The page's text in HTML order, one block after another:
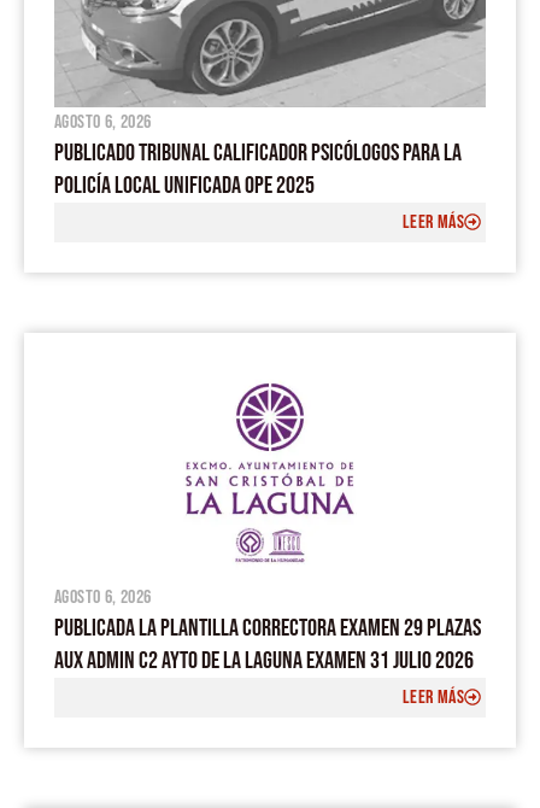
agosto 6, 2026
PUBLICADO TRIBUNAL CALIFICADOR PSICÓLOGOS PARA LA
POLICÍA LOCAL UNIFICADA OPE 2025
LEER MÁS
agosto 6, 2026
PUBLICADA LA PLANTILLA CORRECTORA EXAMEN 29 PLAZAS
AUX ADMIN C2 AYTO DE LA LAGUNA EXAMEN 31 JULIO 2026
LEER MÁS